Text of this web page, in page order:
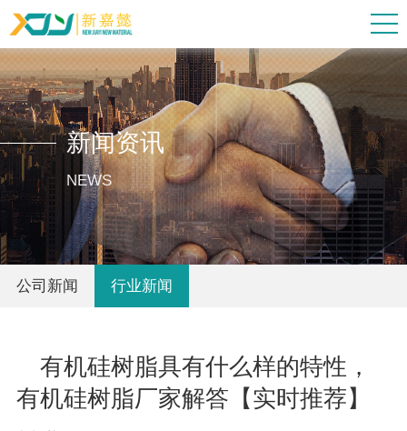
新闻资讯
NEWS
公司新闻 行业新闻
有机硅树脂具有什么样的特性，
有机硅树脂厂家解答【实时推荐】